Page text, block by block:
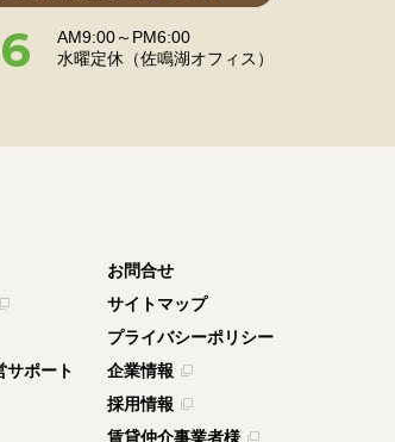
AM9:00～PM6:00
水曜定休（佐鳴湖オフィス）
サポート
お問合せ
サイトマップ
プライバシーポリシー
企業情報
採用情報
賃貸仲介事業者様